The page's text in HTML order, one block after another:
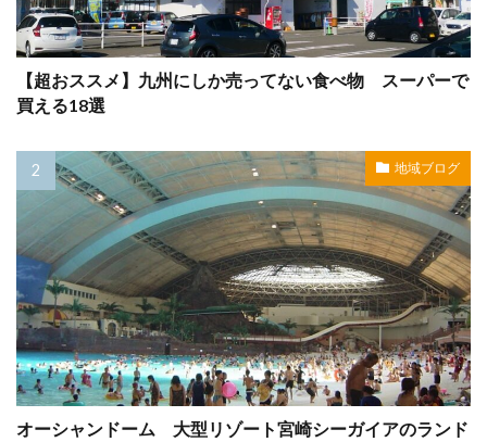
【超おススメ】九州にしか売ってない食べ物 スーパーで
買える18選
地域ブログ
オーシャンドーム 大型リゾート宮崎シーガイアのランド